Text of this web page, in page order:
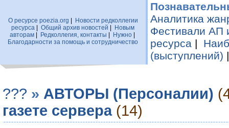
О ресурсе poezia.org
Новости редколлегии
ресурса
Общий архив новостей
Новым
авторам| Редколлегия, контакты Нужно|
Благодарности за помощь и сотрудничество
Аналитика
Фестивали АП
ресурса |
(выступлений)
??? » АВТОРЫ (Персоналии)
газете сервера (14)